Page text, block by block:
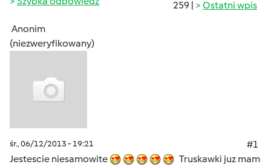
259 | Ostatni wpis
Anonim
(niezweryfikowany)
śr., 06/12/2013 - 19:21
#1
Jestescie niesamowite
Truskawki juz mam